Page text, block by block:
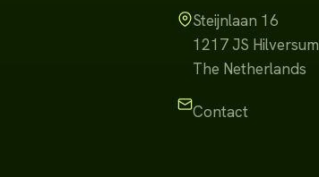
Steijnlaan 16
1217 JS Hilversum
The Netherlands
Contact